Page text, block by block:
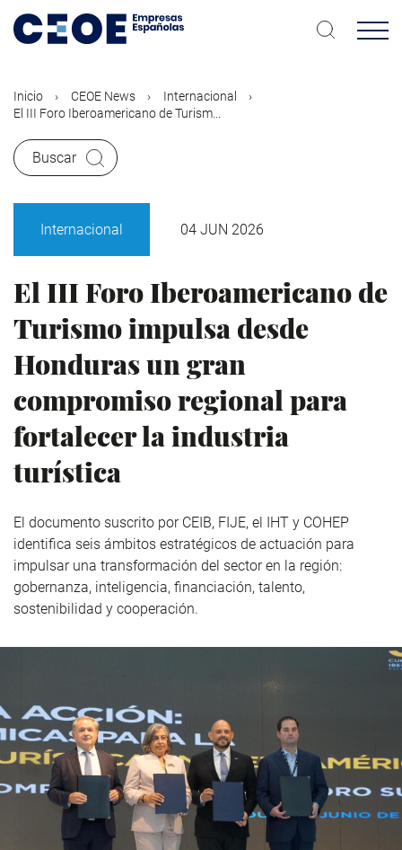
contenido
Inicio CEOE News
Internacional
El III Foro Iberoamericano de Turism...
Buscar
Internacional 04 JUN 2026
El III Foro Iberoamericano de
Turismo impulsa desde
Honduras un gran
compromiso regional para
fortalecer la industria
turística
El documento suscrito por CEIB, FIJE, el IHT y COHEP
identifica seis ámbitos estratégicos de actuación para
impulsar una transformación del sector en la región:
gobernanza, inteligencia, financiación, talento,
sostenibilidad y cooperación.